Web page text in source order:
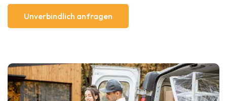
Unverbindlich anfragen